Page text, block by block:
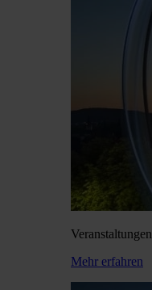
Veranstaltungen
Mehr erfahren